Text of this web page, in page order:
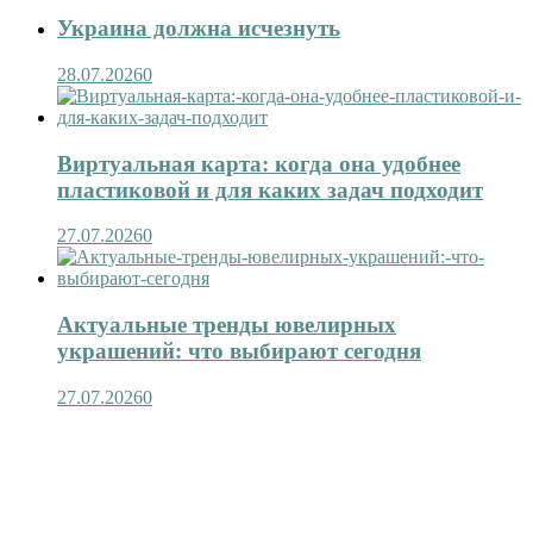
Украина должна исчезнуть
28.07.20260
Виртуальная карта: когда она удобнее
пластиковой и для каких задач подходит
27.07.20260
Актуальные тренды ювелирных
украшений: что выбирают сегодня
27.07.20260